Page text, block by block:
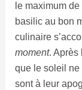
le maximum
basilic au bon
culinaire
moment. Après
que le soleil ne
sont à leur